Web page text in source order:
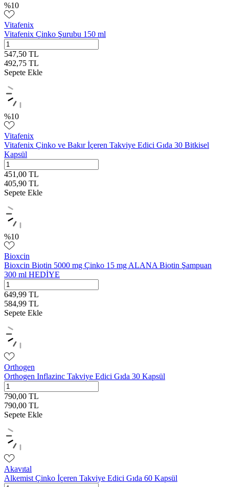
%10
Vitafenix
Vitafenix Çinko Şurubu 150 ml
547,50 TL
492,75 TL
Sepete Ekle
%10
Vitafenix
Vitafenix Çinko ve Bakır İçeren Takviye Edici Gıda 30 Bitkisel
Kapsül
451,00 TL
405,90 TL
Sepete Ekle
%10
Bioxcin
Bioxcin Biotin 5000 mg Çinko 15 mg ALANA Biotin Şampuan
300 ml HEDİYE
649,99 TL
584,99 TL
Sepete Ekle
Orthogen
Orthogen Inflazinc Takviye Edici Gıda 30 Kapsül
790,00 TL
790,00 TL
Sepete Ekle
Akavıtal
Alkemist Çinko İçeren Takviye Edici Gıda 60 Kapsül